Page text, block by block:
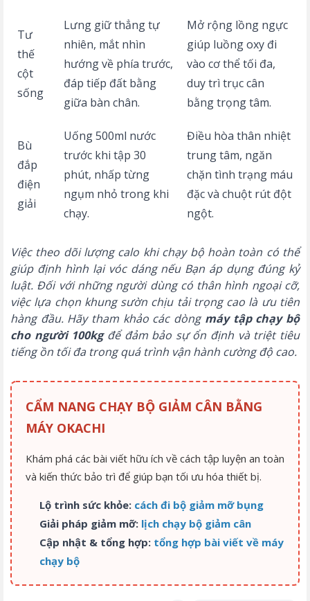
Tư
thế
cột
sống
Lưng giữ thẳng tự
nhiên, mắt nhìn
hướng về phía trước,
đáp tiếp đất bằng
giữa bàn chân.
Mở rộng lồng ngực
giúp luồng oxy đi
vào cơ thể tối đa,
duy trì trục cân
bằng trọng tâm.
Bù
đắp
điện
giải
Uống 500ml nước
trước khi tập 30
phút, nhấp từng
ngụm nhỏ trong khi
chạy.
Điều hòa thân nhiệt
trung tâm, ngăn
chặn tình trạng máu
đặc và chuột rút đột
ngột.
Việc theo dõilượng calo khi chạy bộhoàn toàn có thể
giúp định hình lại vóc dáng nếu Bạn áp dụng đúng kỷ
luật. Đối với những người dùng có thân hình ngoại cỡ,
việc lựa chọn khung sườn chịu tải trọng cao là ưu tiên
hàng đầu. Hãy tham khảo các dòng máy tập chạy bộ
cho người 100kgđể đảm bảo sự ổn định và triệt tiêu
tiếng ồn tối đa trong quá trình vận hành cường độ cao.
CẨM NANG CHẠY BỘ GIẢM CÂN BẰNG
MÁY OKACHI
Khám phá các bài viết hữu ích về cách tập luyện an toàn
và kiến thức bảo trì để giúp bạn tối ưu hóa thiết bị.
Lộ trình sức khỏe: cách đi bộ giảm mỡ bụng
Giải pháp giảm mỡ: lịch chạy bộ giảm cân
Cập nhật & tổng hợp: tổng hợp bài viết về máy
chạy bộ